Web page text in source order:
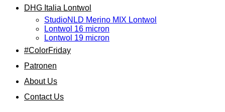
DHG Italia Lontwol
StudioNLD Merino MIX Lontwol
Lontwol 16 micron
Lontwol 19 micron
#ColorFriday
Patronen
About Us
Contact Us